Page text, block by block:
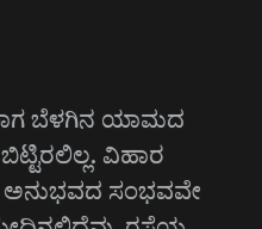
ಬೆಳಗಿನ ಯಾಮದ
ವಿಹಾರ
ಸಂಭವವೇ